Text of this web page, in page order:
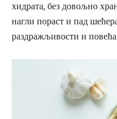
хидрата, без довољно
нагли пораст и пад
раздражљивости и